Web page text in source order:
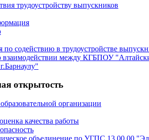
трудоустройству выпускников
по содействию в трудоустройстве
взаимодействии между КГБПОУ
открытость
организации
качества работы